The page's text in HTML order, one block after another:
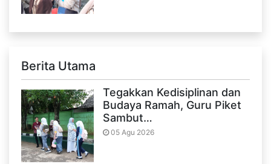
Berita Utama
Tegakkan Kedisiplinan dan
Budaya Ramah, Guru Piket
Sambut…
05 Agu 2026